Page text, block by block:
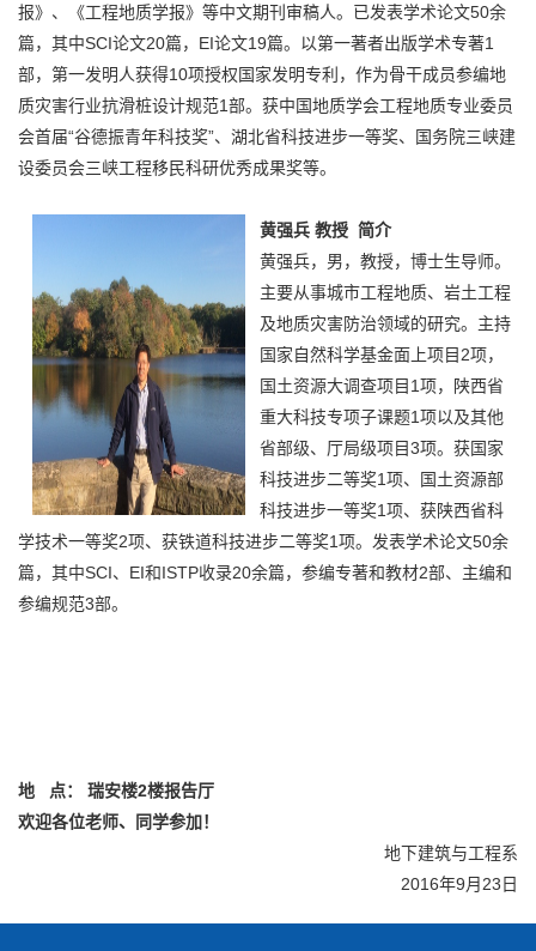
报》、《工程地质学报》等中文期刊审稿人。已发表学术论文50余
篇，其中SCI论文20篇，EI论文19篇。以第一著者出版学术专著1
部，第一发明人获得10项授权国家发明专利，作为骨干成员参编地
质灾害行业抗滑桩设计规范1部。获中国地质学会工程地质专业委员
会首届“谷德振青年科技奖”、湖北省科技进步一等奖、国务院三峡建
设委员会三峡工程移民科研优秀成果奖等。
黄强兵 教授 简介
黄强兵，男，教授，博士生导师。
主要从事城市工程地质、岩土工程
及地质灾害防治领域的研究。主持
国家自然科学基金面上项目2项，
国土资源大调查项目1项，陕西省
重大科技专项子课题1项以及其他
省部级、厅局级项目3项。获国家
科技进步二等奖1项、国土资源部
科技进步一等奖1项、获陕西省科
学技术一等奖2项、获铁道科技进步二等奖1项。发表学术论文50余
篇，其中SCI、EI和ISTP收录20余篇，参编专著和教材2部、主编和
参编规范3部。
地 点：
瑞安楼2楼报告厅
欢迎各位老师、同学参加！
地下建筑与工程系
2016年9月23日